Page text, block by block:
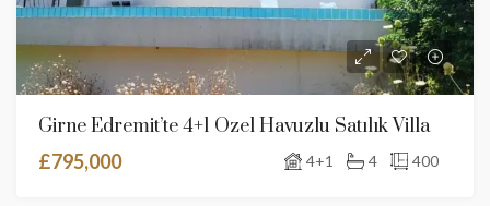
Girne Edremit’te 4+1 Özel Havuzlu Satılık Villa
£795,000
4+1 4 400